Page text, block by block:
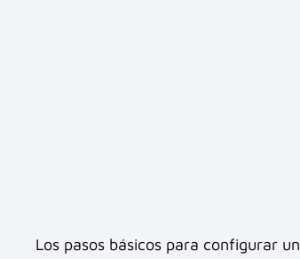
Los pasos básicos para configurar un